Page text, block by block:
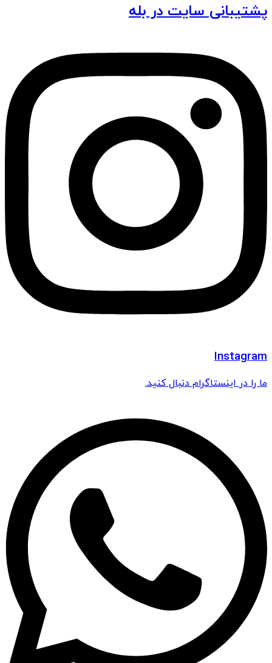
پشتیبانی سایت در بله
Instagram
ما را در اینستاگرام دنبال کنید.